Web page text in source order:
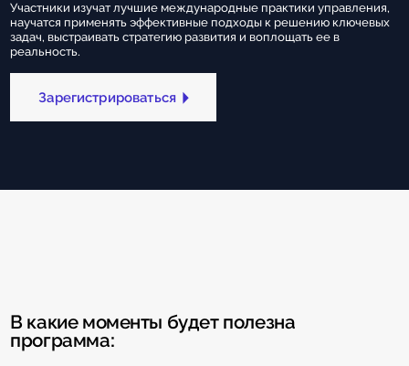
Участники изучат лучшие международные практики управления,
научатся применять эффективные подходы к решению ключевых
задач, выстраивать стратегию развития и воплощать ее в
реальность.
Зарегистрироваться
В какие моменты будет полезна
программа: